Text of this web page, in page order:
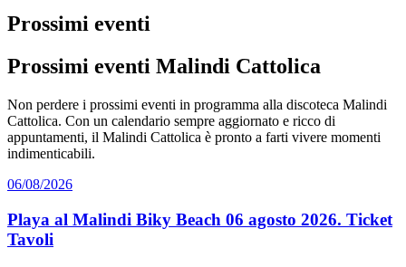
Prossimi eventi
Prossimi eventi Malindi Cattolica
Non perdere i prossimi eventi in programma alla discoteca Malindi
Cattolica. Con un calendario sempre aggiornato e ricco di
appuntamenti, il Malindi Cattolica è pronto a farti vivere momenti
indimenticabili.
06/08/2026
Playa al Malindi Biky Beach 06 agosto 2026. Ticket
Tavoli